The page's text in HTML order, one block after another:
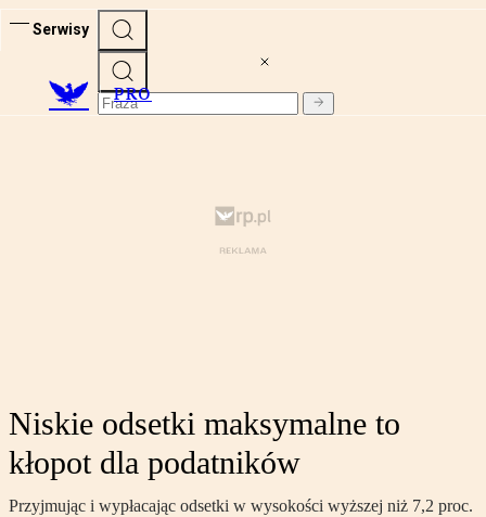
Serwisy
PRO
Niskie odsetki maksymalne to
kłopot dla podatników
Przyjmując i wypłacając odsetki w wysokości wyższej niż 7,2 proc.